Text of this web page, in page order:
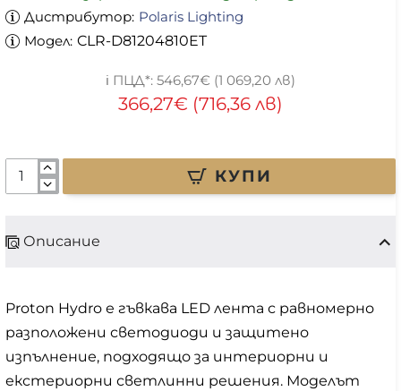
Дистрибутор: Polaris Lighting
Модел: CLR-D81204810ET
366,27€ (716,36 лв)
546,67€ (1 069,20 лв)
КУПИ
Описание
Proton Hydro е гъвкава LED лента с равномерно
разположени светодиоди и защитено
изпълнение, подходящо за интериорни и
екстериорни светлинни решения. Моделът